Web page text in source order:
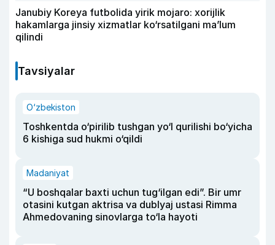
Janubiy Koreya futbolida yirik mojaro: xorijlik
hakamlarga jinsiy xizmatlar ko‘rsatilgani ma’lum
qilindi
Tavsiyalar
O‘zbekiston
Toshkentda o‘pirilib tushgan yo‘l qurilishi bo‘yicha
6 kishiga sud hukmi o‘qildi
Madaniyat
“U boshqalar baxti uchun tug‘ilgan edi”. Bir umr
otasini kutgan aktrisa va dublyaj ustasi Rimma
Ahmedovaning sinovlarga to‘la hayoti